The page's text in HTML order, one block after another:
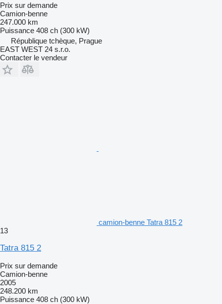
Prix sur demande
Camion-benne
247.000 km
Puissance 408 ch (300 kW)
République tchèque, Prague
EAST WEST 24 s.r.o.
Contacter le vendeur
camion-benne Tatra 815 2
13
Tatra 815 2
Prix sur demande
Camion-benne
2005
248.200 km
Puissance 408 ch (300 kW)